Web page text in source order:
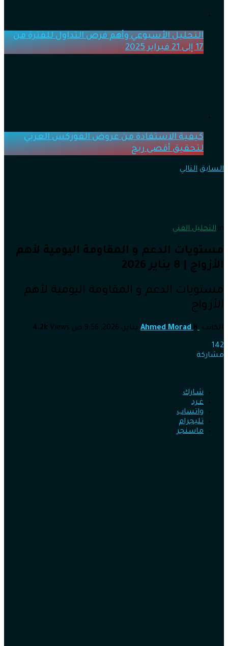
التحليل الأسبوعي وأهم فرص التداول للفترة من
17 إلى 21 فبراير 2025
كيفية الاستفادة من عروض الفوركس العربي
لتحقيق أقصى ربح
السابق التالي
in التحليل الفني
مستويات الدعم و المقاومة اليومية لأهم
الأزواج | 8 يناير 2026
مستويات الدعم و المقاومة اليومية لأهم
الأزواج
الكاتب Ahmed Morad 8 يناير، 2026, 9:56 ص 4.2k Views
142
مشاركة
شـارك
غـرد
واتساب
تليجرام
ماسنجر